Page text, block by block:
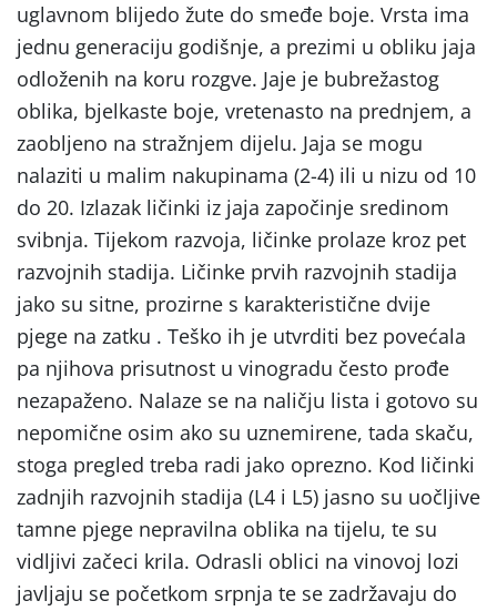
uglavnom blijedo žute do smeđe boje. Vrsta ima
jednu generaciju godišnje, a prezimi u obliku jaja
odloženih na koru rozgve. Jaje je bubrežastog
oblika, bjelkaste boje, vretenasto na prednjem, a
zaobljeno na stražnjem dijelu. Jaja se mogu
nalaziti u malim nakupinama (2-4) ili u nizu od 10
do 20. Izlazak ličinki iz jaja započinje sredinom
svibnja. Tijekom razvoja, ličinke prolaze kroz pet
razvojnih stadija. Ličinke prvih razvojnih stadija
jako su sitne, prozirne s karakteristične dvije
pjege na zatku . Teško ih je utvrditi bez povećala
pa njihova prisutnost u vinogradu često prođe
nezapaženo. Nalaze se na naličju lista i gotovo su
nepomične osim ako su uznemirene, tada skaču,
stoga pregled treba radi jako oprezno. Kod ličinki
zadnjih razvojnih stadija (L4 i L5) jasno su uočljive
tamne pjege nepravilna oblika na tijelu, te su
vidljivi začeci krila. Odrasli oblici na vinovoj lozi
javljaju se početkom srpnja te se zadržavaju do